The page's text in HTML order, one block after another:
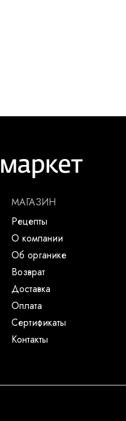
МАГАЗИН
Рецепты
О компании
Об органике
Возврат
Доставка
Оплата
Сертификаты
Контакты